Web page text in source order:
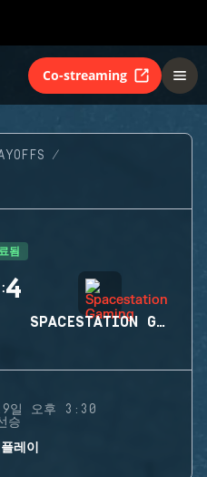
Co-streaming
됨
:4
SPACESTATION GAMING
일 오후 3:30
승
레이